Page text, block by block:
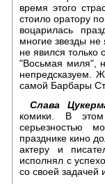
время этого
стоило оратору
воцарилась
многие звезды
не явился
"Восьмая миля",
непредсказуем.
самой Барбары
Слава
комики. В
серьезностью
празднике кино
актеру и
исполнял с
со своей задачей